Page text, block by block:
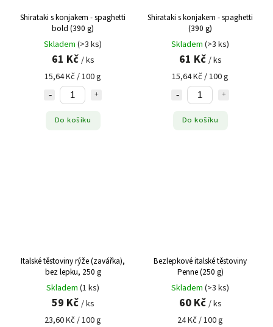
Shirataki s konjakem - spaghetti
bold (390 g)
Skladem (>3 ks)
61 Kč / ks
15,64 Kč / 100 g
Do košíku
Shirataki s konjakem - spaghetti
(390 g)
Skladem (>3 ks)
61 Kč / ks
15,64 Kč / 100 g
Do košíku
Italské těstoviny rýže (zavářka),
bez lepku, 250 g
Skladem (1 ks)
59 Kč / ks
23,60 Kč / 100 g
Bezlepkové italské těstoviny
Penne (250 g)
Skladem (>3 ks)
60 Kč / ks
24 Kč / 100 g